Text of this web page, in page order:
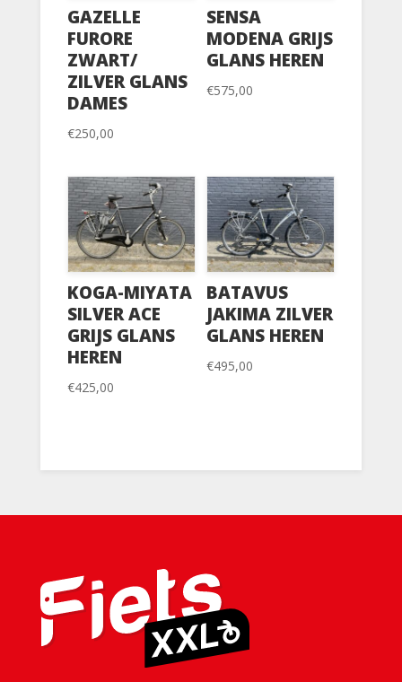
GAZELLE
FURORE
ZWART/
ZILVER GLANS
DAMES
€250,00
SENSA
MODENA GRIJS
GLANS HEREN
€575,00
KOGA-MIYATA
SILVER ACE
GRIJS GLANS
HEREN
€425,00
BATAVUS
JAKIMA ZILVER
GLANS HEREN
€495,00